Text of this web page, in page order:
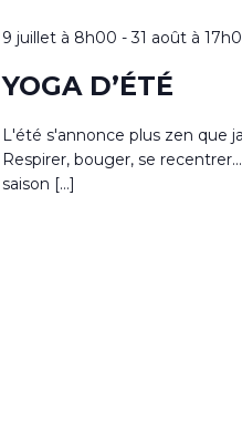
9 juillet à 8h00 -31 août à
YOGA D’ÉTÉ
L'été s'annonce plus zen que
Respirer, bouger, se
saison […]